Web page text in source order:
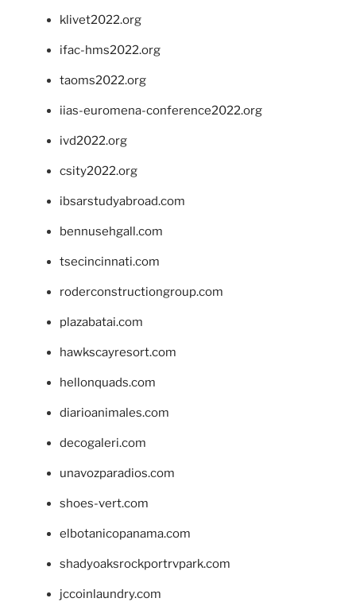
klivet2022.org
ifac-hms2022.org
taoms2022.org
iias-euromena-conference2022.org
ivd2022.org
csity2022.org
ibsarstudyabroad.com
bennusehgall.com
tsecincinnati.com
roderconstructiongroup.com
plazabatai.com
hawkscayresort.com
hellonquads.com
diarioanimales.com
decogaleri.com
unavozparadios.com
shoes-vert.com
elbotanicopanama.com
shadyoaksrockportrvpark.com
jccoinlaundry.com